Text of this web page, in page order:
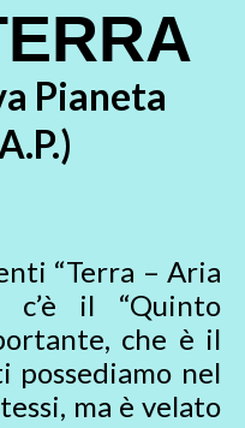
Pianeta
“Terra – Aria
c’è il “Quinto
che è il
possediamo nel
ma è velato